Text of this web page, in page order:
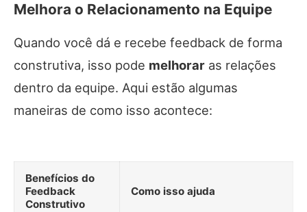
Melhora o Relacionamento na Equipe
Quando você dá e recebe feedback de forma
construtiva, isso pode melhorar as relações
dentro da equipe. Aqui estão algumas
maneiras de como isso acontece:
Benefícios do
Feedback
Construtivo
Como isso ajuda